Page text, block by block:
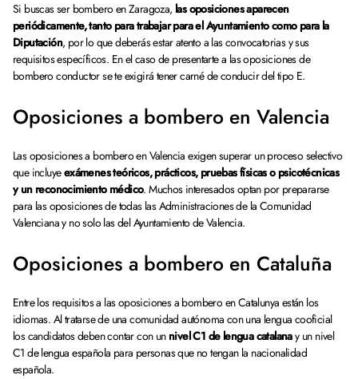
Si buscas ser bombero en Zaragoza, las oposiciones aparecen
periódicamente, tanto para trabajar para el Ayuntamiento como para la
Diputación, por lo que deberás estar atento a las convocatorias y sus
requisitos específicos. En el caso de presentarte a las oposiciones de
bombero conductor se te exigirá tener carné de conducir del tipo E.
Oposiciones a bombero en Valencia
Las oposiciones a bombero en Valencia exigen superar un proceso selectivo
que incluyeexámenes teóricos, prácticos, pruebas físicas o psicotécnicas
y un reconocimiento médico. Muchos interesados optan por prepararse
para las oposiciones de todas las Administraciones de la Comunidad
Valenciana y no solo las del Ayuntamiento de Valencia.
Oposiciones a bombero en Cataluña
Entre los requisitos a las oposiciones a bombero en Catalunya están los
idiomas. Al tratarse de una comunidad autónoma con una lengua cooficial
los candidatos deben contar con un nivel C1 de lengua catalanay un nivel
C1 de lengua española para personas que no tengan la nacionalidad
española.